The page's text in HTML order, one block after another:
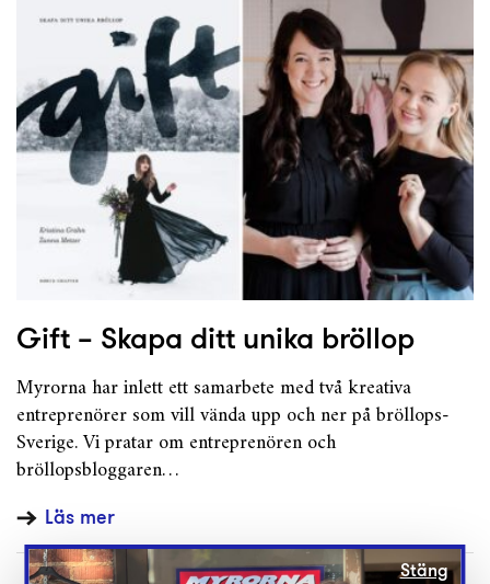
Gift – Skapa ditt unika bröllop
Myrorna har inlett ett samarbete med två kreativa
entreprenörer som vill vända upp och ner på bröllops-
Sverige. Vi pratar om entreprenören och
bröllopsbloggaren…
Läs mer
Stäng